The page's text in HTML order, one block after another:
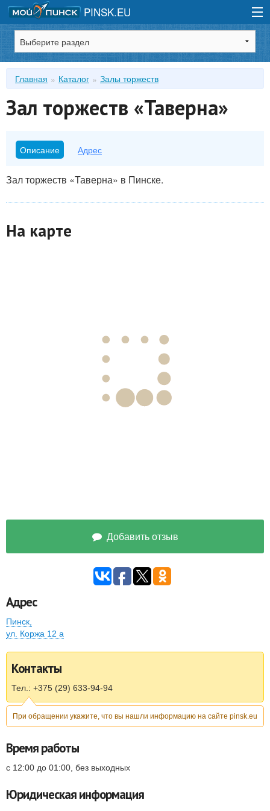
PINSK.EU
Зарегистрироваться
Главная Каталог Залы торжеств
Зал торжеств «Таверна»
Описание Адрес
Зал торжеств «Таверна» в Пинске.
На карте
Добавить отзыв
Адрес
Пинск,
ул. Коржа 12 а
Контакты
Тел.: +375 (29) 633-94-94
При обращении укажите, что вы нашли информацию на сайте pinsk.eu
Время работы
с 12:00 до 01:00, без выходных
Юридическая информация